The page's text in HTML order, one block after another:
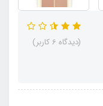
(دیدگاه 6 کاربر)